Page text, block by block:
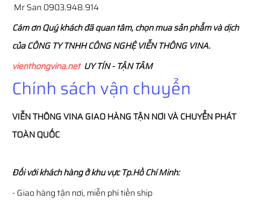
Mr San 0903.948.914
Cám ơn Quý khách đã quan tâm, chọn mua sản phẩm và dịch
của CÔNG TY TNHH CÔNG NGHỆ VIỄN THÔNG VINA.
vienthongvina.netUY TÍN - TẬN TÂM
Chính sách vận chuyển
VIỄN THÔNGVINAGIAO HÀNG TẬN NƠI VÀ CHUYỂN PHÁT
TOÀN QUỐC
Đối với khách hàng ở khu vực Tp.Hồ Chí Minh:
- Giao hàng tận nơi, miễn phí tiền ship